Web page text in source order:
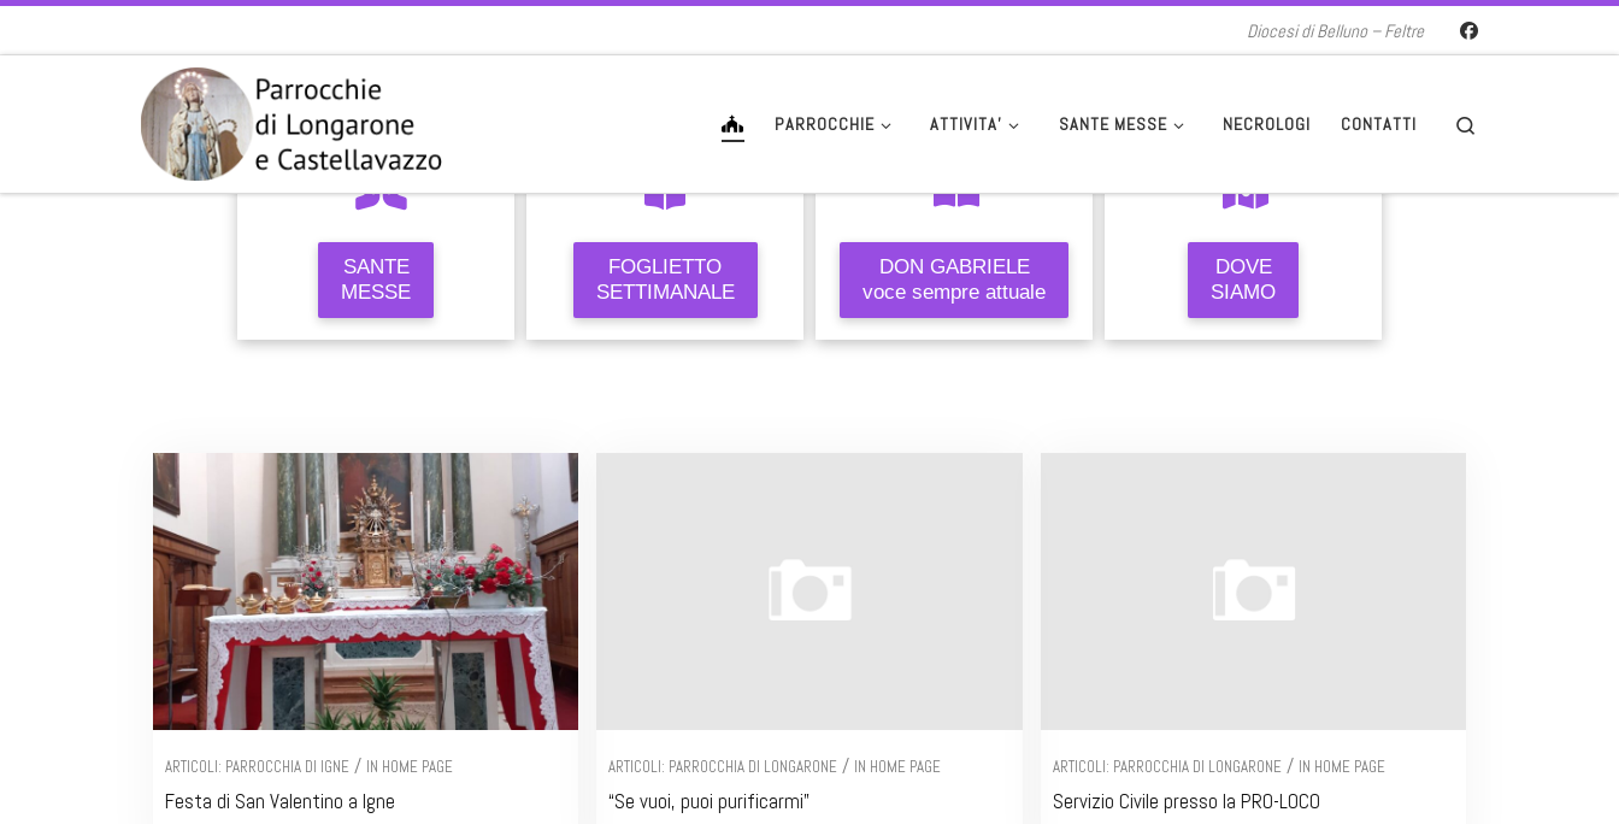
Diocesi di Belluno – Feltre
PARROCCHIE ATTIVITA’ SANTE MESSE NECROLOGI CONTATTI
SANTE
MESSE
FOGLIETTO
SETTIMANALE
DON GABRIELE
voce sempre attuale
DOVE
SIAMO
ARTICOLI: PARROCCHIA DI IGNE / IN HOME PAGE
Festa di San Valentino a Igne
ARTICOLI: PARROCCHIA DI LONGARONE / IN HOME PAGE
“Se vuoi, puoi purificarmi”
ARTICOLI: PARROCCHIA DI LONGARONE / IN HOME PAGE
Servizio Civile presso la PRO-LOCO